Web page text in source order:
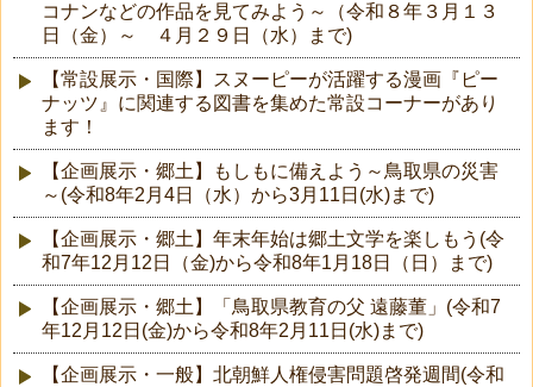
コナンなどの作品を見てみよう～（令和８年３月１３
日（金）～ ４月２９日（水）まで)
【常設展示・国際】スヌーピーが活躍する漫画『ピー
ナッツ』に関連する図書を集めた常設コーナーがあり
ます！
【企画展示・郷土】もしもに備えよう～鳥取県の災害
～(令和8年2月4日（水）から3月11日(水)まで)
【企画展示・郷土】年末年始は郷土文学を楽しもう(令
和7年12月12日（金)から令和8年1月18日（日）まで)
【企画展示・郷土】「鳥取県教育の父 遠藤董」(令和7
年12月12日(金)から令和8年2月11日(水)まで)
【企画展示・一般】北朝鮮人権侵害問題啓発週間(令和